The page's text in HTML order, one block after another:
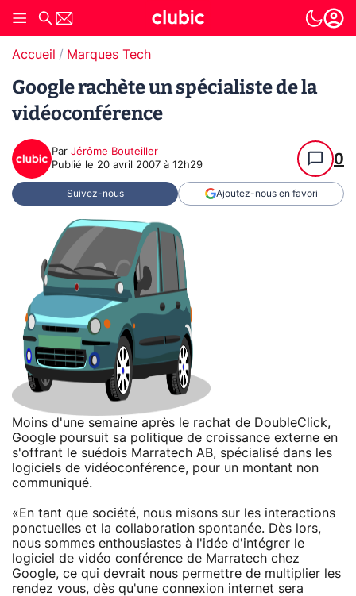
Accueil Marques Tech
Google rachète un spécialiste de la
vidéoconférence
Par Jérôme Bouteiller
Publié le 20 avril 2007 à 12h29 0
Suivez-nous Ajoutez-nous en favori
Moins d'une semaine après le rachat de DoubleClick,
Google poursuit sa politique de croissance externe en
s'offrant le suédois Marratech AB, spécialisé dans les
logiciels de vidéoconférence, pour un montant non
communiqué.
«En tant que société, nous misons sur les interactions
ponctuelles et la collaboration spontanée. Dès lors,
nous sommes enthousiastes à l'idée d'intégrer le
logiciel de vidéo conférence de Marratech chez
Google, ce qui devrait nous permettre de multiplier les
rendez vous, dès qu'une connexion internet sera